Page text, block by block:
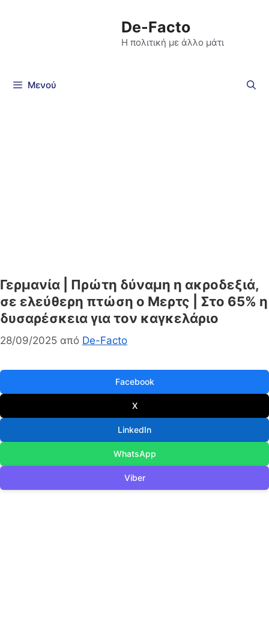
De-Facto
Η πολιτική με άλλο μάτι
Μενού
Γερμανία | Πρώτη δύναμη η ακροδεξιά,
σε ελεύθερη πτώση ο Μερτς | Στο 65% η
δυσαρέσκεια για τον καγκελάριο
28/09/2025 από De-Facto
Facebook
X
LinkedIn
WhatsApp
Viber